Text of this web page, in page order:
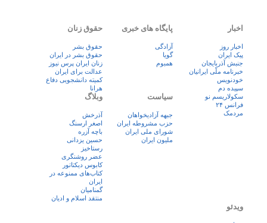
اخبار
اخبار روز
پيک ايران
جنبش آذربایجان
خبرنامه ملّی ایرانیان
خودنویس
سپیده دم
سکولاریسم نو
فرانس ۲۴
مردمک
پایگاه های خبری
آزادگی
گویا
همبوم
حقوق زنان
حقوق بشر
حقوق بشر در ایران
زنان ايران پرس نيوز
عدالت برای ایران
کمیته دانشجویی دفاع
هرانا
سیاست
جبهه آزادیخواهان
حزب مشروطه ایران
شورای ملی ایران
ملیون ایران
وبلاگ
آذرخش
اصغر ارسنگ
باچه آزره
حسین یزدانی
رستاخیز
عضر روشنگری
کابوس دیکتاتور
کتاب‌های ممنوعه در
ایران
گمنامیان
منتقد اسلام و ادیان
ویدئو